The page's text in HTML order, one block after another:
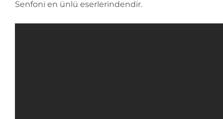
Senfoni en ünlü eserlerindendir.